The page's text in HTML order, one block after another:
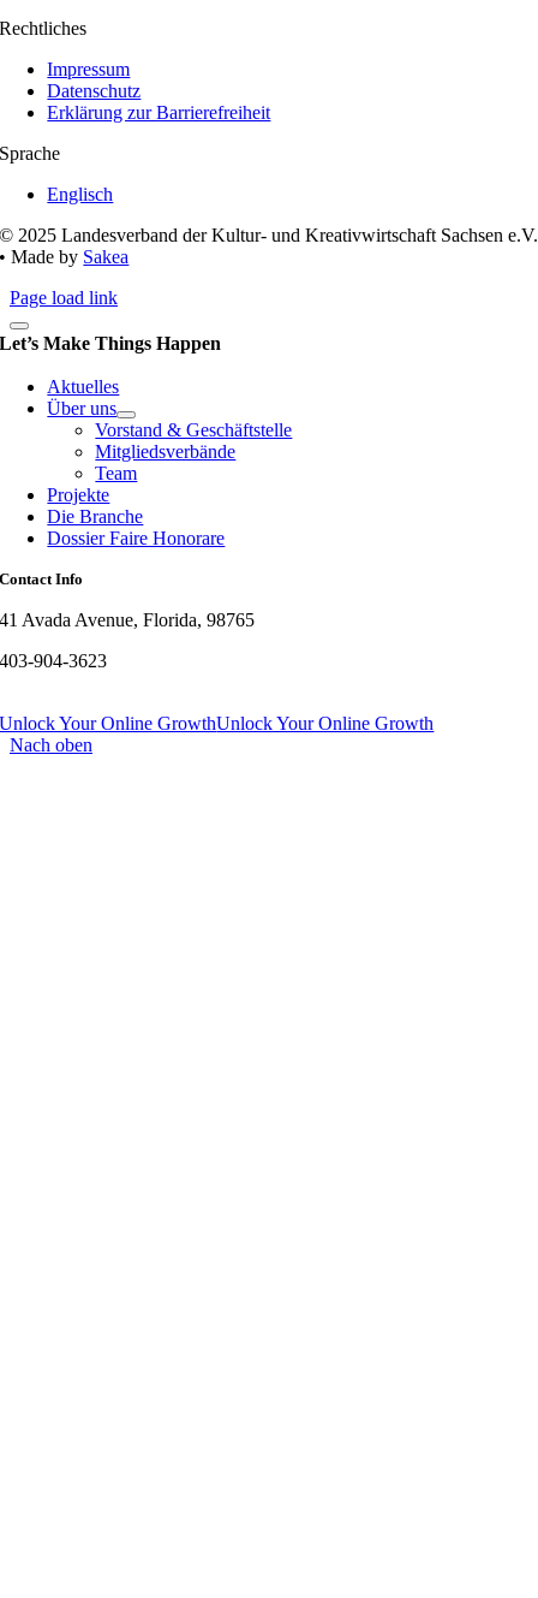
Rechtliches
Impressum
Datenschutz
Erklärung zur Barrierefreiheit
Sprache
Englisch
© 2025 Landesverband der Kultur- und Kreativwirtschaft Sachsen e.V.
• Made by Sakea
Page load link
Let’s Make Things Happen
Aktuelles
Über uns
Vorstand & Geschäftstelle
Mitgliedsverbände
Team
Projekte
Die Branche
Dossier Faire Honorare
Contact Info
41 Avada Avenue, Florida, 98765
403-904-3623
Unlock Your Online GrowthUnlock Your Online Growth
Nach oben